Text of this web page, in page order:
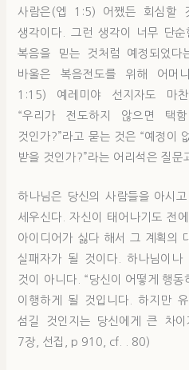
사람은(엡 1:5) 어쨌든 회심할
생각이다. 그런 생각이 너무 단
복음을 믿는 것처럼 예정되었다
바울은 복음전도를 위해 어머
1:15) 예레미야 선지자도 마
“우리가 전도하지 않으면 택
것인가?”라고 묻는 것은 “예정이
받을 것인가?”라는 어리석은 질문
하나님은 당신의 사람들을 아시
세우신다. 자신이 태어나기도 전
아이디어가 싫다 해서 그 계획의
실패자가 될 것이다. 하나님이
것이 아니다. “당신이 어떻게 행
이행하게 될 것입니다. 하지만
섬길 것인지는 당신에게 큰 차이
7장, 선집, p 910, cf. . 80)